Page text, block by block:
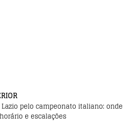
pelo campeonato italiano: onde
e escalações